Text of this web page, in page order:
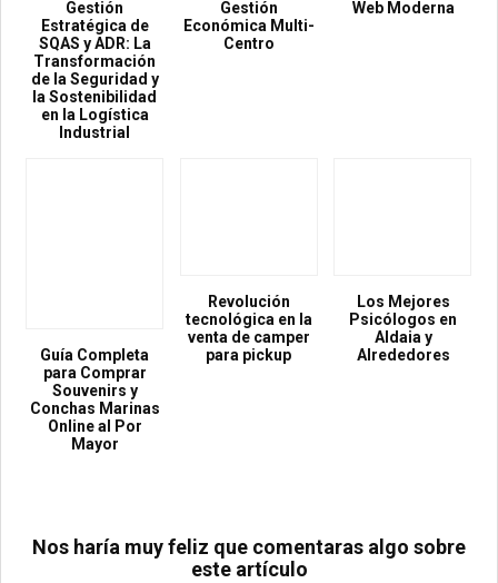
Gestión
Estratégica de
SQAS y ADR: La
Transformación
de la Seguridad y
la Sostenibilidad
en la Logística
Industrial
Gestión
Económica Multi-
Centro
Web Moderna
Guía Completa
para Comprar
Souvenirs y
Conchas Marinas
Online al Por
Mayor
Revolución
tecnológica en la
venta de camper
para pickup
Los Mejores
Psicólogos en
Aldaia y
Alrededores
Nos haría muy feliz que comentaras algo sobre
este artículo